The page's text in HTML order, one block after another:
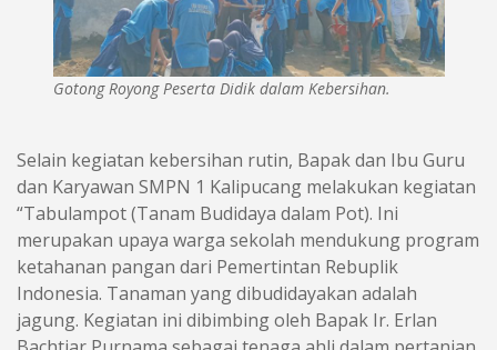
Gotong Royong Peserta Didik dalam Kebersihan.
Selain kegiatan kebersihan rutin, Bapak dan Ibu Guru
dan Karyawan SMPN 1 Kalipucang melakukan kegiatan
“Tabulampot (Tanam Budidaya dalam Pot). Ini
merupakan upaya warga sekolah mendukung program
ketahanan pangan dari Pemertintan Rebuplik
Indonesia. Tanaman yang dibudidayakan adalah
jagung. Kegiatan ini dibimbing oleh Bapak Ir. Erlan